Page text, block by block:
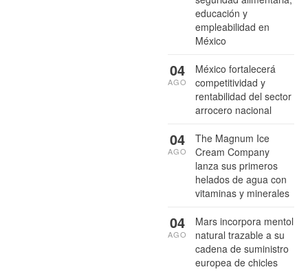
educación y
empleabilidad en
México
México fortalecerá
competitividad y
rentabilidad del sector
arrocero nacional
04
AGO
The Magnum Ice
Cream Company
lanza sus primeros
helados de agua con
vitaminas y minerales
04
AGO
Mars incorpora mentol
natural trazable a su
cadena de suministro
europea de chicles
04
AGO